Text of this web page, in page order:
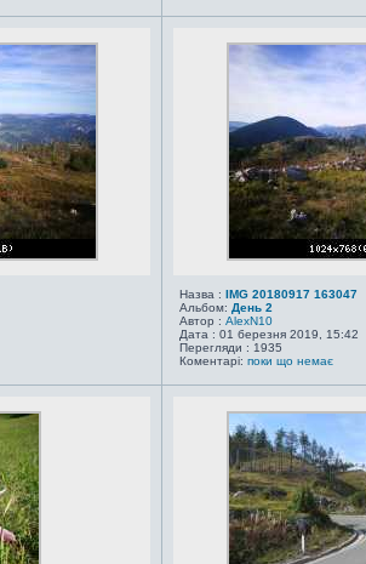
Назва : IMG 20180917 163047
Альбом: День 2
Автор : AlexN10
Дата : 01 березня 2019, 15:42
Перегляди : 1935
Коментарі: поки що немає